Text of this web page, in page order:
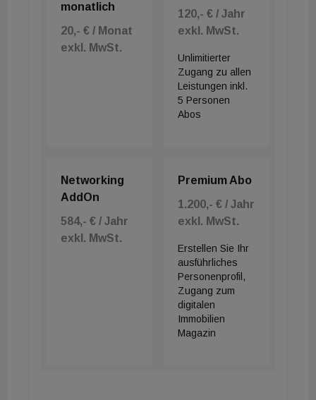
monatlich
20,- € / Monat
exkl. MwSt.
120,- € / Jahr
exkl. MwSt.
Unlimitierter
Zugang zu allen
Leistungen inkl.
5 Personen
Abos
Networking
AddOn
584,- € / Jahr
exkl. MwSt.
Premium Abo
1.200,- € / Jahr
exkl. MwSt.
Erstellen Sie Ihr
ausführliches
Personenprofil,
Zugang zum
digitalen
Immobilien
Magazin